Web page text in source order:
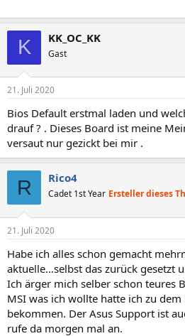
K KK_OC_KK
Gast
21. Juli 2020
Bios Default erstmal laden und
drauf ? . Dieses Board ist meine
versaut nur gezickt bei mir .
R Rico4
Cadet 1st Year Ersteller dieses
21. Juli 2020
Habe ich alles schon gemacht
aktuelle...selbst das zurück gesetzt
Ich ärger mich selber schon teures
MSI was ich wollte hatte ich zu
bekommen. Der Asus Support ist
rufe da morgen mal an.